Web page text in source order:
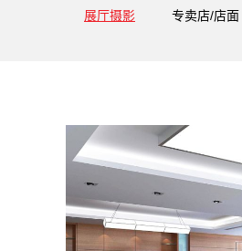
展厅摄影 专卖店/店面